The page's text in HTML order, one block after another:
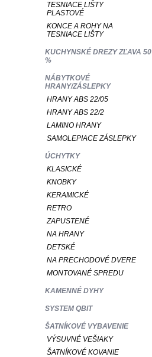
TESNIACE LIŠTY
PLASTOVÉ
KONCE A ROHY NA
TESNIACE LIŠTY
KUCHYNSKÉ DREZY ZĽAVA 50
%
NÁBYTKOVÉ
HRANY/ZÁSLEPKY
HRANY ABS 22/05
HRANY ABS 22/2
LAMINO HRANY
SAMOLEPIACE ZÁSLEPKY
ÚCHYTKY
KLASICKÉ
KNOBKY
KERAMICKÉ
RETRO
ZAPUSTENÉ
NA HRANY
DETSKÉ
NA PRECHODOVÉ DVERE
MONTOVANÉ SPREDU
KAMENNÉ DYHY
SYSTEM QBIT
ŠATNÍKOVÉ VYBAVENIE
VÝSUVNÉ VEŠIAKY
ŠATNÍKOVÉ KOVANIE